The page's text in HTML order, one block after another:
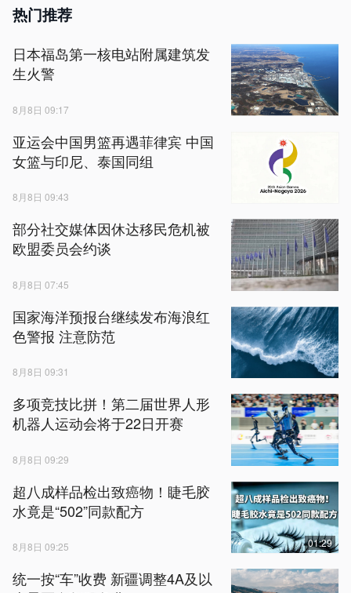
热门推荐
日本福岛第一核电站附属建筑发
生火警
8月8日 09:17
亚运会中国男篮再遇菲律宾 中国
女篮与印尼、泰国同组
8月8日 09:43
部分社交媒体因休达移民危机被
欧盟委员会约谈
8月8日 07:45
国家海洋预报台继续发布海浪红
色警报 注意防范
8月8日 09:31
多项竞技比拼！第二届世界人形
机器人运动会将于22日开赛
8月8日 09:29
超八成样品检出致癌物！睫毛胶
水竟是“502”同款配方
8月8日 09:25 01:29
统一按“车”收费 新疆调整4A及以